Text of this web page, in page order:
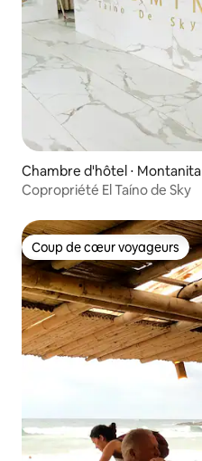
Chambre d'hôtel ⋅ Montanita
Copropriété El Taíno de Sky
Coup de cœur voyageurs
Coup de cœur voyageurs